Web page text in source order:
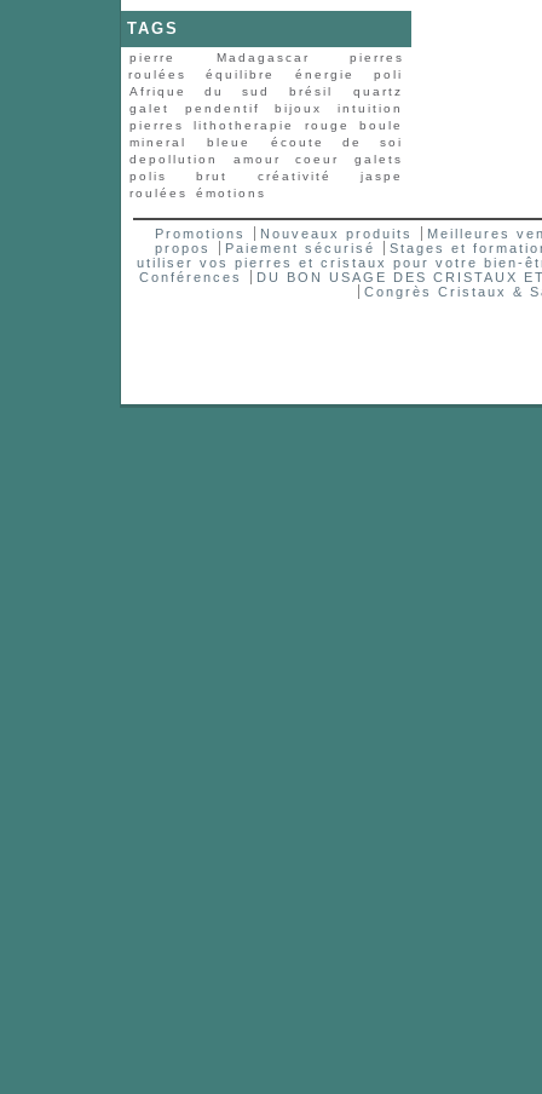
TAGS
pierre Madagascar
pierres
roulées
équilibre énergie
poli
Afrique du sud
brésil
quartz
galet
pendentif bijoux
intuition
pierres
lithotherapie rouge
boule
mineral
bleue
écoute de soi
depollution
amour coeur
galets
polis
brut créativité
jaspe
roulées
émotions
Promotions Nouveaux produits
Meilleures
propos
Paiement sécurisé
Stages et
utiliser vos pierres et cristaux pour votre bien-
Conférences
DU BON USAGE DES CRISTAUX
Congrès Cristaux &